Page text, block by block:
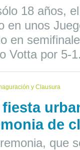
18 años,
en unos
en
Votta por 5-
y Clausura
fiesta
de
que